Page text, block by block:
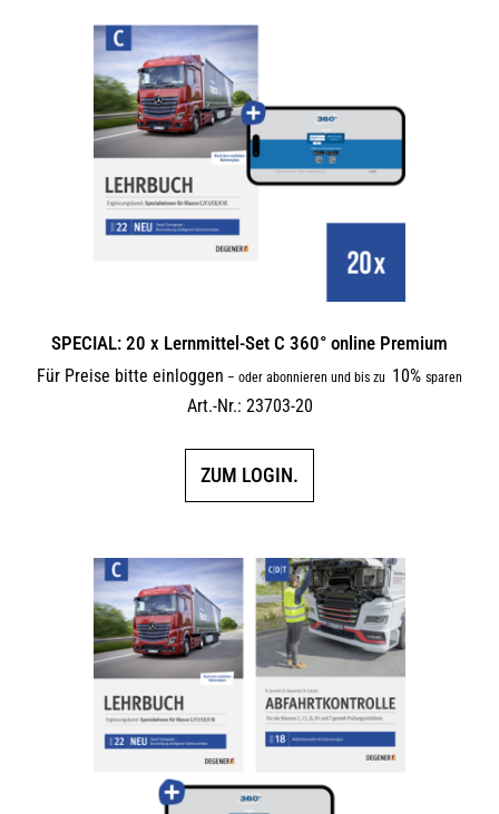
SPECIAL: 20 x Lernmittel-Set C 360° online Premium
Für Preise bitte einloggen – oder abonnieren und bis zu 10% sparen
Art.-Nr.: 23703-20
ZUM LOGIN.